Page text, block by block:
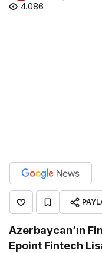
4.086
Azerbaycan’ın
Epoint Fintech